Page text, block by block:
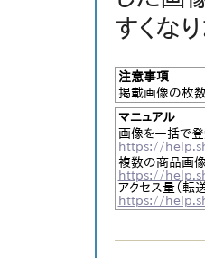
すくなり
注意事項
掲載画像の枚数
マニュアル
画像を一括で登
https://
複数の商品画
https://
アクセス量（転
https://